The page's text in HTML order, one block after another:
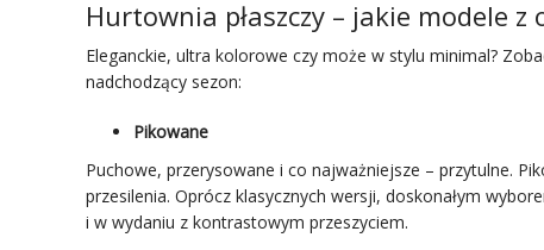
Hurtownia płaszczy – jakie modele z
Eleganckie, ultra kolorowe czy może w stylu minimal?
nadchodzący sezon:
Pikowane
Puchowe, przerysowane i co najważniejsze – przytulne.
przesilenia. Oprócz klasycznych wersji, doskonałym
i w wydaniu z kontrastowym przeszyciem.